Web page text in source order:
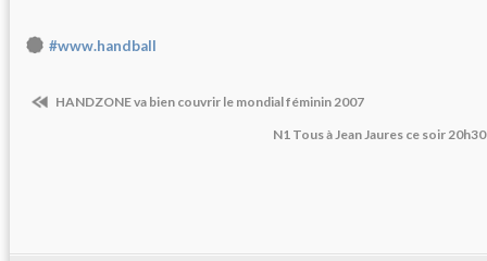
#www.handball
HANDZONE va bien couvrir le mondial féminin 2007
N1 Tous à Jean Jaures ce soir